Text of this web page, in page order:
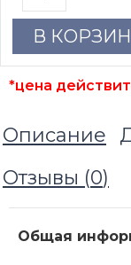
В
*цена
Описание
Отзывы (0)
Общая